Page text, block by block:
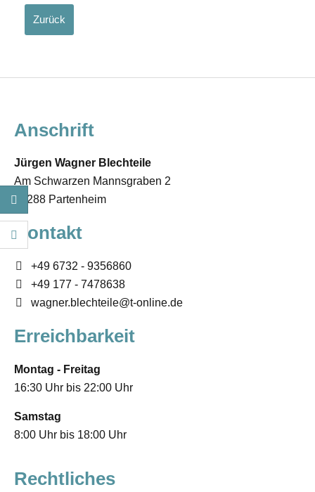
Zurück
Anschrift
Jürgen Wagner Blechteile
Am Schwarzen Mannsgraben 2
55288 Partenheim
Kontakt
+49 6732 - 9356860
+49 177 - 7478638
wagner.blechteile@t-online.de
Erreichbarkeit
Montag - Freitag
16:30 Uhr bis 22:00 Uhr
Samstag
8:00 Uhr bis 18:00 Uhr
Rechtliches